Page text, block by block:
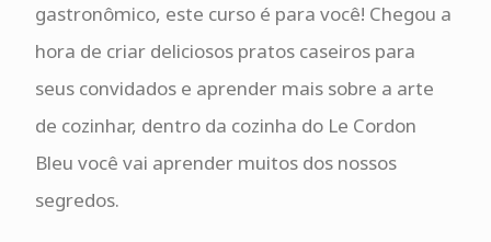
gastronômico, este curso é para você! Chegou a
hora de criar deliciosos pratos caseiros para
seus convidados e aprender mais sobre a arte
de cozinhar, dentro da cozinha do Le Cordon
Bleu você vai aprender muitos dos nossos
segredos.